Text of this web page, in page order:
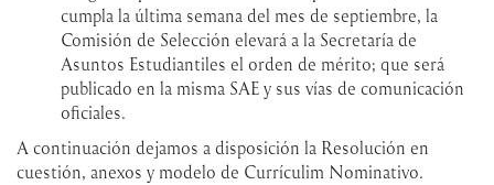
cumpla la última semana del mes de septiembre, la
Comisión de Selección elevará a la Secretaría de
Asuntos Estudiantiles el orden de mérito; que será
publicado en la misma SAE y sus vías de comunicación
oficiales.
A continuación dejamos a disposición la Resolución en
cuestión, anexos y modelo de Currículim Nominativo.